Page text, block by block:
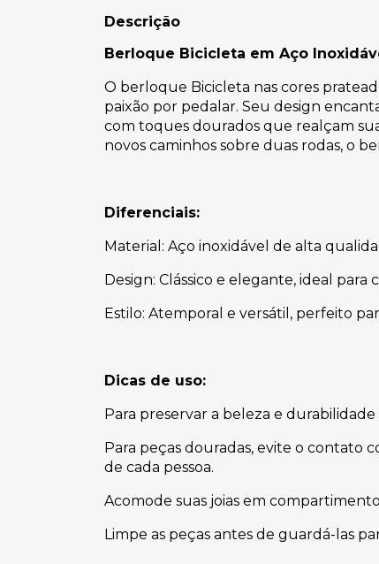
Descrição
Berloque Bicicleta em Aço
O berloque Bicicleta nas cores
paixão por pedalar. Seu design
com toques dourados que realçam
novos caminhos sobre duas rodas, o
Diferenciais:
Material: Aço inoxidável de alta
Design: Clássico e elegante, ideal
Estilo: Atemporal e versátil, perfeito
Dicas de uso:
Para preservar a beleza e
Para peças douradas, evite o contato
de cada pessoa.
Acomode suas joias em
Limpe as peças antes de guardá-las